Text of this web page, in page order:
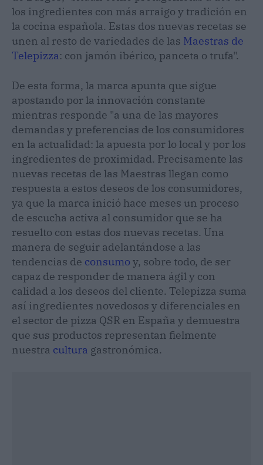
los ingredientes con más arraigo y tradición en
la cocina española. Estas dos nuevas recetas se
unen al resto de variedades de las Maestras de
Telepizza: con jamón ibérico, panceta o trufa".
De esta forma, la marca apunta que sigue
apostando por la innovación constante
mientras responde "a una de las mayores
demandas y preferencias de los consumidores
en la actualidad: la apuesta por lo local y por los
ingredientes de proximidad. Precisamente las
nuevas recetas de las Maestras llegan como
respuesta a estos deseos de los consumidores,
ya que la marca inició hace meses un proceso
de escucha activa al consumidor que se ha
resuelto con estas dos nuevas recetas. Una
manera de seguir adelantándose a las
tendencias de consumo y, sobre todo, de ser
capaz de responder de manera ágil y con
calidad a los deseos del cliente. Telepizza suma
así ingredientes novedosos y diferenciales en
el sector de pizza QSR en España y demuestra
que sus productos representan fielmente
nuestra cultura gastronómica.